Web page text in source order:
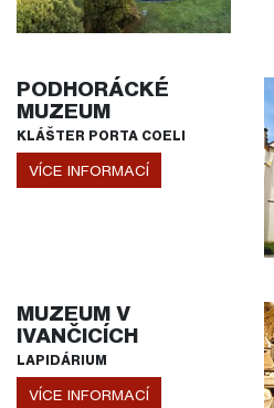
PODHORÁCKÉ
MUZEUM
KLÁŠTER PORTA COELI
VÍCE INFORMACÍ
MUZEUM V
IVANČICÍCH
LAPIDÁRIUM
VÍCE INFORMACÍ